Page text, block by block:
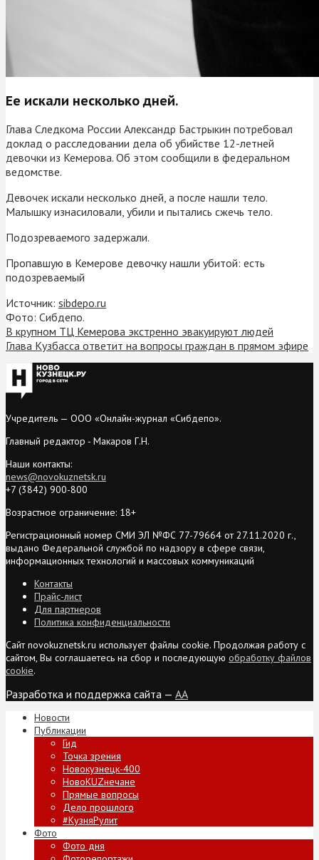
Ее искали несколько дней.
Глава Следкома России Александр Бастрыкин потребовал
доклад о расследовании дела об убийстве 12-летней
девочки из Кемерова. Об этом сообщили в федеральном
ведомстве.
Девочек искали несколько дней, а после нашли тело.
Малышку изнасиловали, убили и пытались сжечь тело.
Подозреваемого задержали.
Пропавшую в Кемерове девочку нашли убитой: есть
подозреваемый
Источник: sibdepo.ru
Фото: Сибдепо.
В крупном ТЦ Кемерова экстренно эвакуируют людей
Глава Кузбасса ответит на вопросы граждан в прямом эфире
Учредитель — ООО «Онлайн-журнал «Сибдепо».
Главный редактор - Макаров Г.Н.
Наши контакты:
news@novokuznetsk.ru
+7 (3842) 900-800
Возрастное ограничение: 18+
Регистрационный номер СМИ ЭЛ №ФС 77-79664 от 27.11.2020 г.,
выдано Федеральной службой по надзору в сфере связи,
информационных технологий и массовых коммуникаций
Контакты
Прайс-лист
Для партнеров
Политика конфиденциальности
Сайт novokuznetsk.ru использует файлы cookie. Продолжая работу с
сайтом, Вы соглашаетесь на сбор и последующую обработку файлов
cookie.
Разработка и поддержка сайта — AA
Новости
Публикации
Гид
Точка зрения
Новокузнецк-400
НовоKUZнечане
Прямые вопросы
Дело прошлого
#КузняРулит
Фото
Фото дня